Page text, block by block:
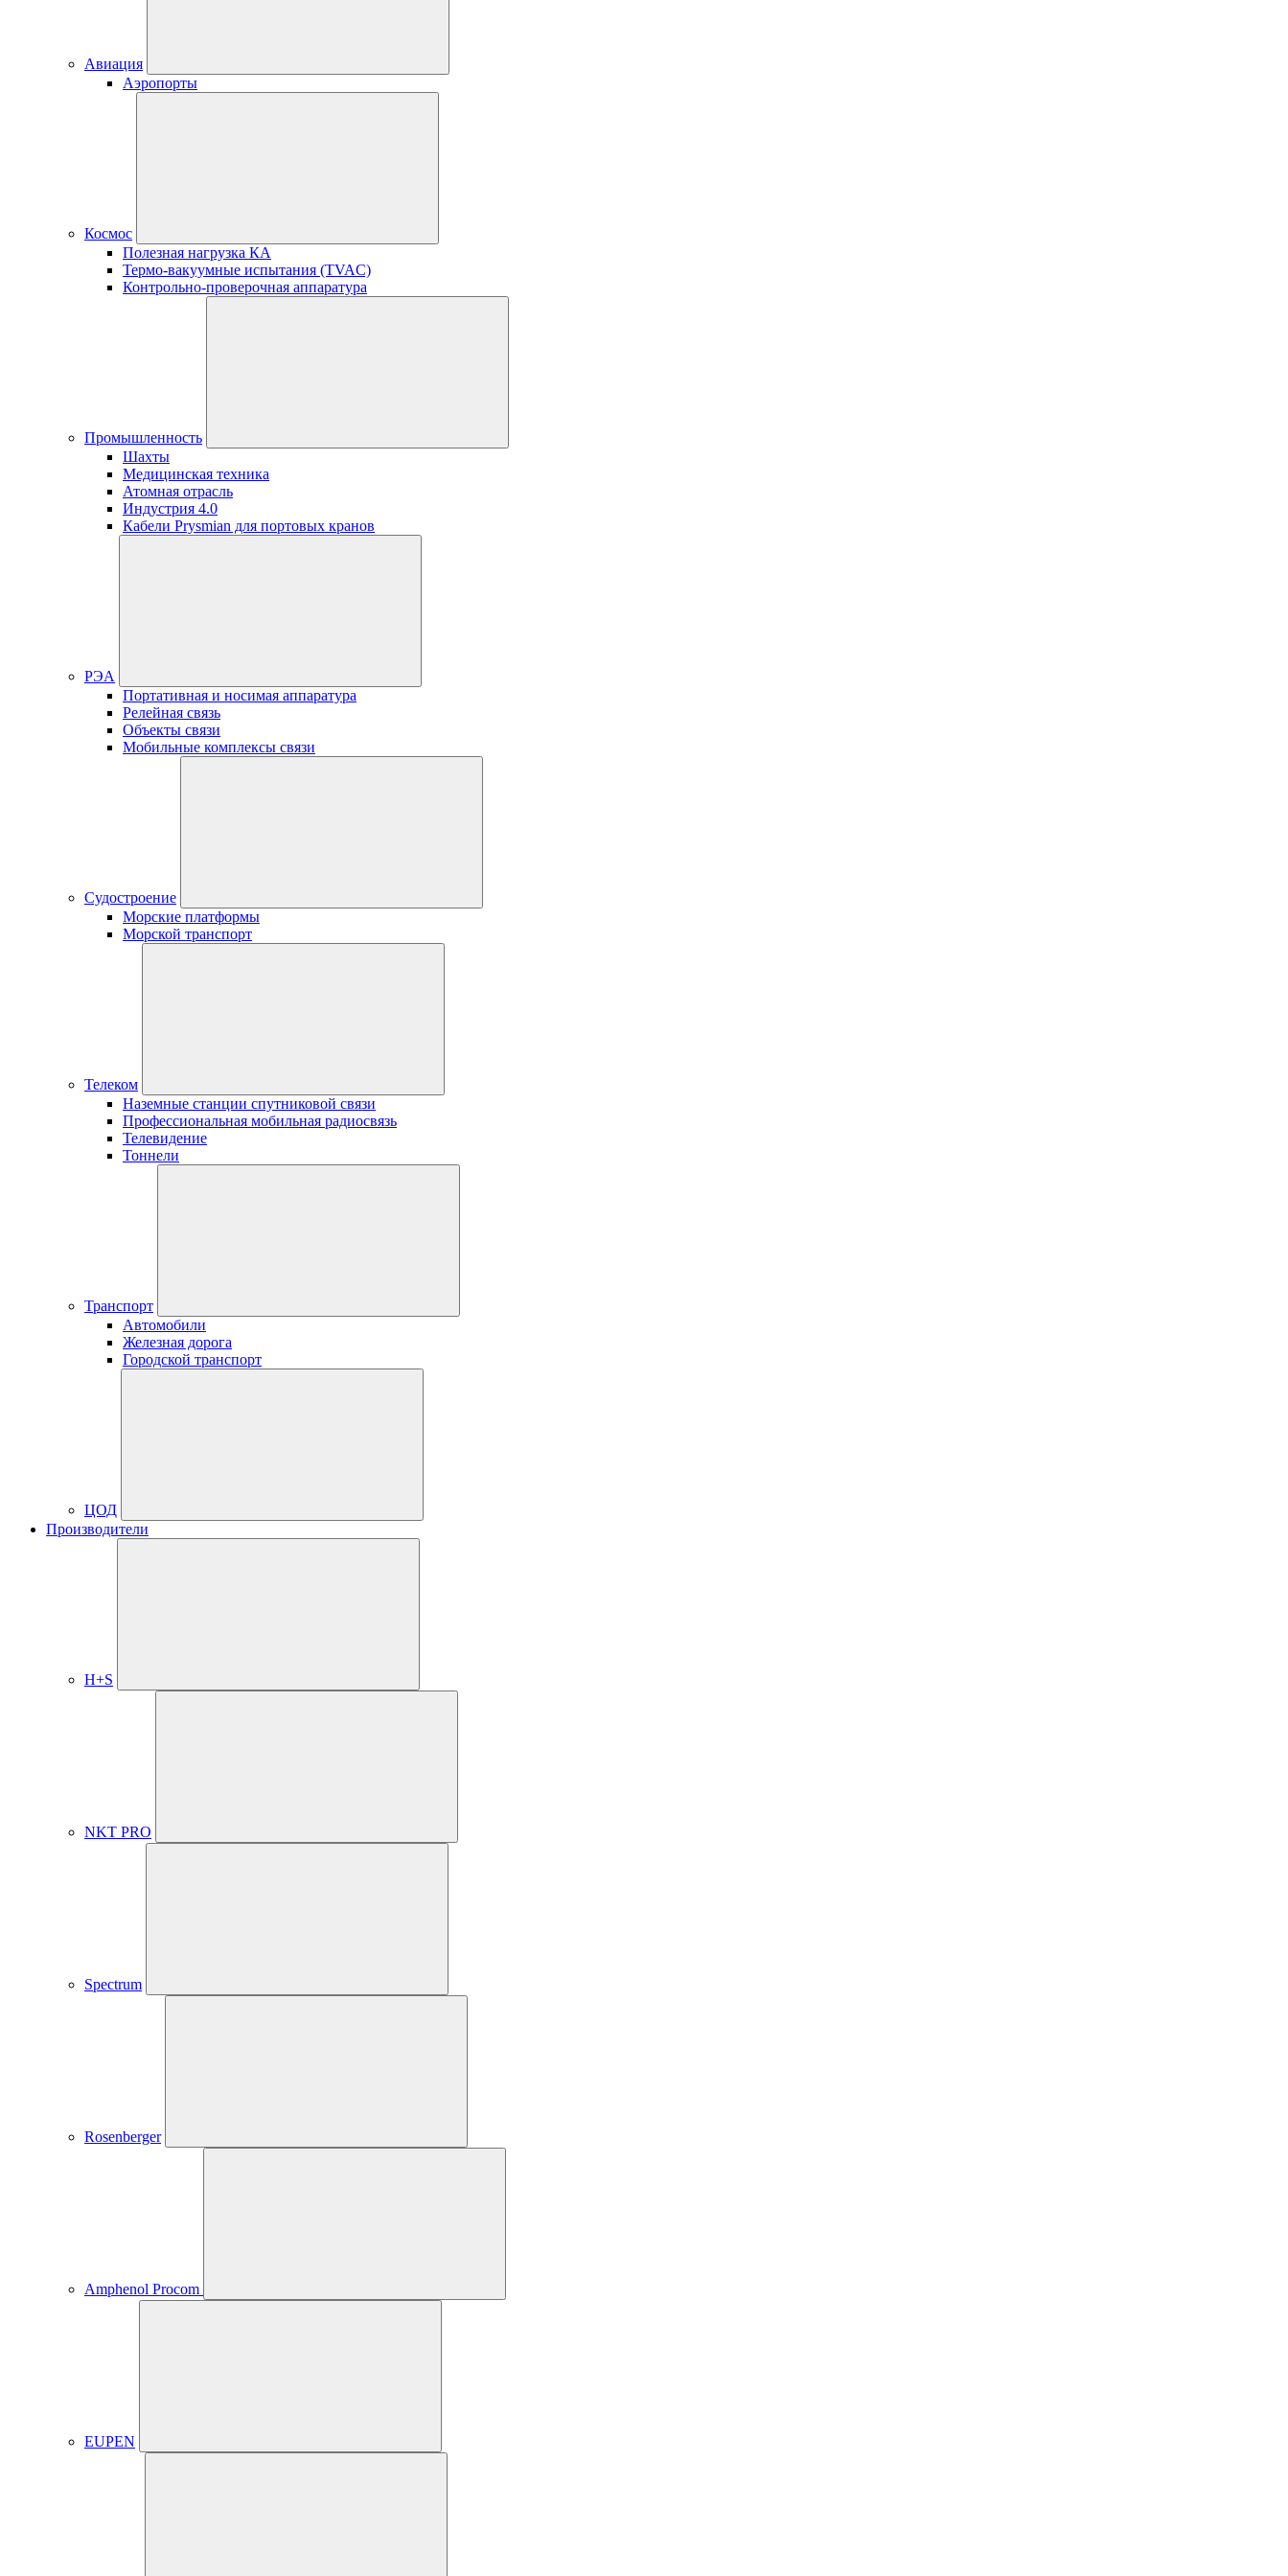
Авиация
Аэропорты
Космос
Полезная нагрузка КА
Термо-вакуумные испытания (TVAC)
Контрольно-проверочная аппаратура
Промышленность
Шахты
Медицинская техника
Атомная отрасль
Индустрия 4.0
Кабели Prysmian для портовых кранов
РЭА
Портативная и носимая аппаратура
Релейная связь
Объекты связи
Мобильные комплексы связи
Судостроение
Морские платформы
Морской транспорт
Телеком
Наземные станции спутниковой связи
Профессиональная мобильная радиосвязь
Телевидение
Тоннели
Транспорт
Автомобили
Железная дорога
Городской транспорт
ЦОД
Производители
H+S
NKT PRO
Spectrum
Rosenberger
Amphenol Procom
EUPEN